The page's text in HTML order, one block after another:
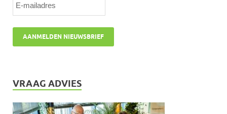
VRAAG ADVIES